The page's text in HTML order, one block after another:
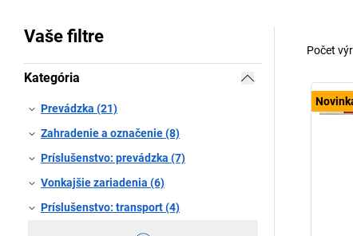
Vaše filtre
Kategória
Prevádzka (21)
Zahradenie a označenie (8)
Príslušenstvo: prevádzka (7)
Vonkajšie zariadenia (6)
Príslušenstvo: transport (4)
Počet